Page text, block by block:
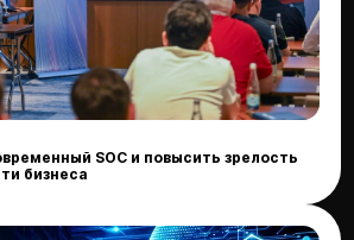
SOC и повысить зрелость
бизнеса